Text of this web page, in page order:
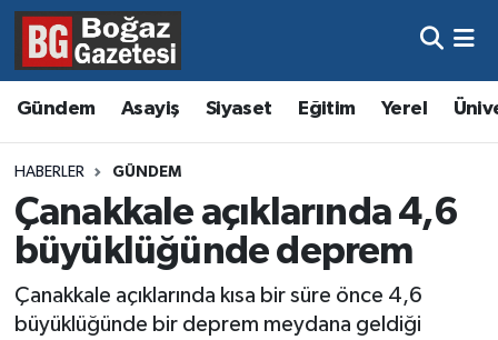
Gündem Asayiş Siyaset Eğitim Yerel
HABERLER GÜNDEM
Çanakkale açıklarında 4,6
büyüklüğünde deprem
Çanakkale açıklarında kısa bir süre önce 4,6
büyüklüğünde bir deprem meydana geldiği
Asayiş
Eğitim
Ekonomi
Gündem
Kültür ve Sanat
Hava Durumu
Trafik Durumu
Süper Lig Puan Durumu ve Fikstür
Tüm Manşetler
Son Dakika Haberleri